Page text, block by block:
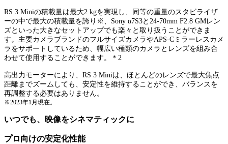
RS 3 Miniの積載量は最大2 kgを実現し、同等の重量のスタビライザ
ーの中で最大の積載量を誇り※、Sony α7S3と24-70mm F2.8 GMレン
ズといった大きなセットアップでも楽々と取り扱うことができま
す。主要カメラブランドのフルサイズカメラやAPS-Cミラーレスカメ
ラをサポートしているため、幅広い種類のカメラとレンズを組み合
わせて使用することができます。＊2
高出力モーターにより、RS 3 Miniは、ほとんどのレンズで最大焦点
距離までズームしても、安定性を維持することができ、バランスを
再調整する必要はありません。
※2023年1月現在。
いつでも、映像をシネマティックに
プロ向けの安定化性能